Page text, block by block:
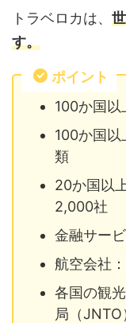
トラベロカは、
す。
ポイント
100か国
100か国
類
20か国以
2,000社
金融サー
航空会社
各国の観
局（JNTO